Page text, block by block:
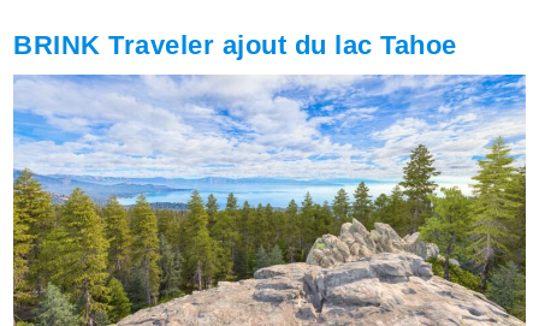
BRINK Traveler ajout du lac Tahoe